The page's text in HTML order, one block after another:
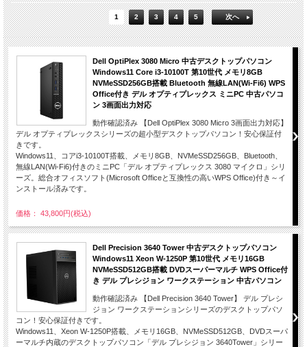
1 2 3 4 5 次へ
Dell OptiPlex 3080 Micro 中古デスクトップパソコン
Windows11 Core i3-10100T 第10世代 メモリ8GB
NVMeSSD256GB搭載 Bluetooth 無線LAN(Wi-Fi6) WPS
Office付き デル オプティプレックス ミニPC 中古パソコ
ン 3画面出力対応
動作確認済み 【Dell OptiPlex 3080 Micro 3画面出力対応】
デル オプティプレックスシリーズの超小型デスクトップパソコン！安心保証付
きです。
Windows11、コアi3-10100T搭載、メモリ8GB、NVMeSSD256GB、Bluetooth、
無線LAN(Wi-Fi6)付きのミニPC「デル オプティプレックス 3080 マイクロ」シリ
ーズ。総合オフィスソフト(Microsoft Officeと互換性の高いWPS Office)付き～イ
ンストール済みです。
価格： 43,800円(税込)
Dell Precision 3640 Tower 中古デスクトップパソコン
Windows11 Xeon W-1250P 第10世代 メモリ16GB
NVMeSSD512GB搭載 DVDスーパーマルチ WPS Office付
き デル プレシジョン ワークステーション 中古パソコン
動作確認済み 【Dell Precision 3640 Tower】 デル プレシ
ジョン ワークステーションシリーズのデスクトップパソ
コン！安心保証付きです。
Windows11、Xeon W-1250P搭載、メモリ16GB、NVMeSSD512GB、DVDスーパ
ーマルチ内蔵のデスクトップパソコン「デル プレシジョン 3640Tower」シリー